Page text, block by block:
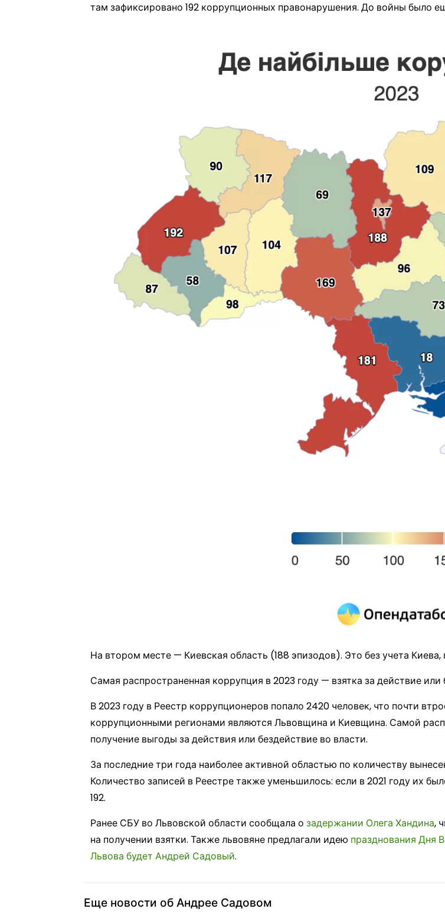
там зафиксировано 192 коррупционных правонарушения. До войны было
На втором месте — Киевская область (188 эпизодов). Это без учета
Самая распространенная коррупция в 2023 году — взятка за действие или
В 2023 году в Реестр коррупционеров попало 2420 человек, что почти
коррупционными регионами являются Львовщина и Киевщина. Самой
получение выгоды за действия или бездействие во власти.
За последние три года наиболее активной областью по количеству
Количество записей в Реестре также уменьшилось: если в 2021 году их
192.
Ранее СБУ во Львовской области сообщала о задержании Олега Хандина,
на получении взятки. Также львовяне предлагали идею празднования Дня
Львова будет Андрей Садовый.
Еще новости об Андрее Садовом